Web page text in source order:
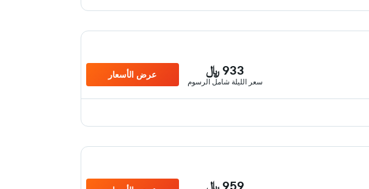
933 ﷼
سعر الليلة شامل الرسوم
عرض الأسعار
959 ﷼